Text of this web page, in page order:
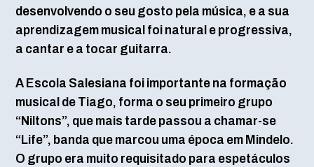
desenvolvendo o seu gosto pela música, e a sua
aprendizagem musical foi natural e progressiva,
a cantar e a tocar guitarra.
A Escola Salesiana foi importante na formação
musical de Tiago, forma o seu primeiro grupo
“Niltons”, que mais tarde passou a chamar-se
“Life”, banda que marcou uma época em Mindelo.
O grupo era muito requisitado para espetáculos